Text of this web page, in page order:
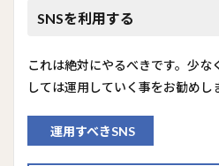
SNSを利用する
これは絶対にやるべきです。少な
しては運用していく事をお勧めし
運用すべきSNS